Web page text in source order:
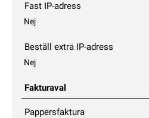
Fast IP-adress
Nej
Beställ extra IP-adress
Nej
Fakturaval
Pappersfaktura